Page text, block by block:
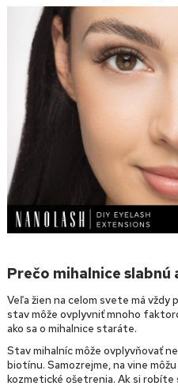
Prečo mihalnice slabnú
Veľa žien na celom svete má vždy
stav môže ovplyvniť mnoho
ako sa o mihalnice staráte.
Stav mihalníc môže ovplyvňovať
biotínu. Samozrejme, na vine
kozmetické ošetrenia. Ak si